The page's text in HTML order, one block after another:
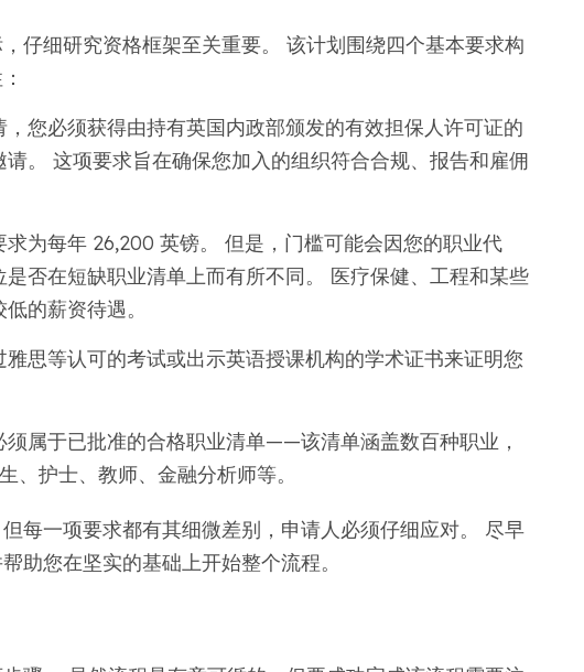
仔细研究资格框架至关重要。 该计划围绕四个基本要求构
，您必须获得由持有英国内政部颁发的有效担保人许可证的
。 这项要求旨在确保您加入的组织符合合规、报告和雇佣
求为每年 26,200 英镑。 但是，门槛可能会因您的职业代
否在短缺职业清单上而有所不同。 医疗保健、工程和某些
的薪资待遇。
雅思等认可的考试或出示英语授课机构的学术证书来证明您
须属于已批准的合格职业清单——该清单涵盖数百种职业，
、护士、教师、金融分析师等。
每一项要求都有其细微差别，申请人必须仔细应对。 尽早
助您在坚实的基础上开始整个流程。